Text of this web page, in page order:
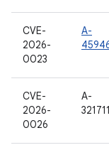
CVE-
2026-
0023
A-
CVE-
2026-
0026
A-